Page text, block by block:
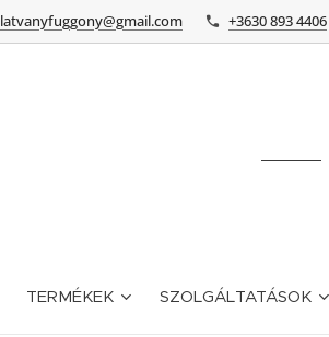
latvanyfuggony@gmail.com +3630 893 4406
TERMÉKEK SZOLGÁLTATÁSOK